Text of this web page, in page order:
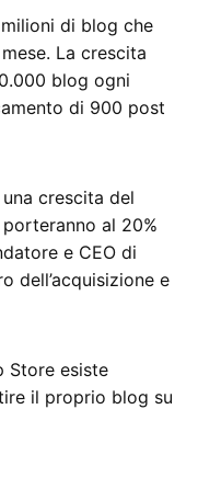
di blog che
La crescita
blog ogni
di 900 post
crescita del
al 20%
e CEO di
dell’acquisizione e
Store esiste
il proprio blog su